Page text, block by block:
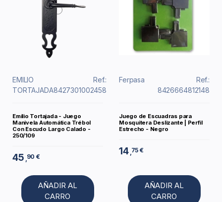
EMILIO
TORTAJADA
Ref.:
8427301002458
Emilio Tortajada - Juego
Manivela Automática Trébol
Con Escudo Largo Calado -
250/109
45 ,90 €
AÑADIR AL
CARRO
Ferpasa
Ref.:
8426664812148
Juego de Escuadras para
Mosquitera Deslizante | Perfil
Estrecho - Negro
14 ,75 €
AÑADIR AL
CARRO